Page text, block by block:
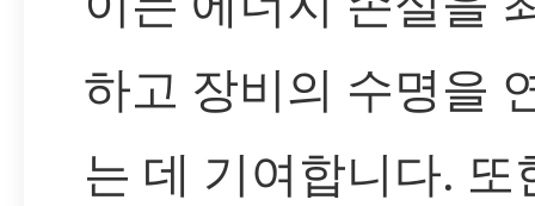
하고 장비의 수명을
는 데 기여합니다. 또